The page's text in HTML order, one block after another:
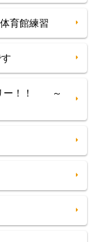
育館練習
リー！！ ～